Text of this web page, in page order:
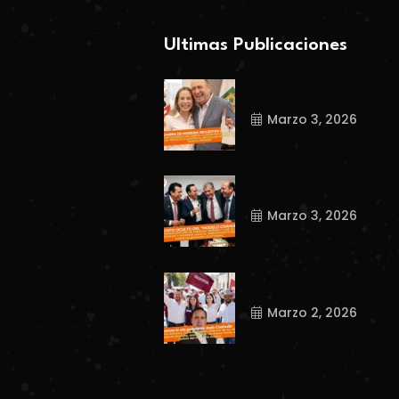
Ultimas Publicaciones
Marzo 3, 2026
Marzo 3, 2026
Marzo 2, 2026